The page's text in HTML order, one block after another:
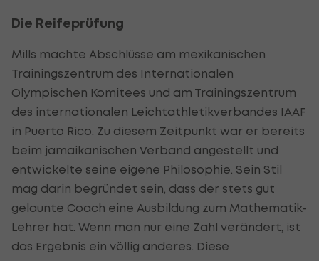
Die Reifeprüfung
Mills machte Abschlüsse am mexikanischen
Trainingszentrum des Internationalen
Olympischen Komitees und am Trainingszentrum
des internationalen Leichtathletikverbandes IAAF
in Puerto Rico. Zu diesem Zeitpunkt war er bereits
beim jamaikanischen Verband angestellt und
entwickelte seine eigene Philosophie. Sein Stil
mag darin begründet sein, dass der stets gut
gelaunte Coach eine Ausbildung zum Mathematik-
Lehrer hat. Wenn man nur eine Zahl verändert, ist
das Ergebnis ein völlig anderes. Diese